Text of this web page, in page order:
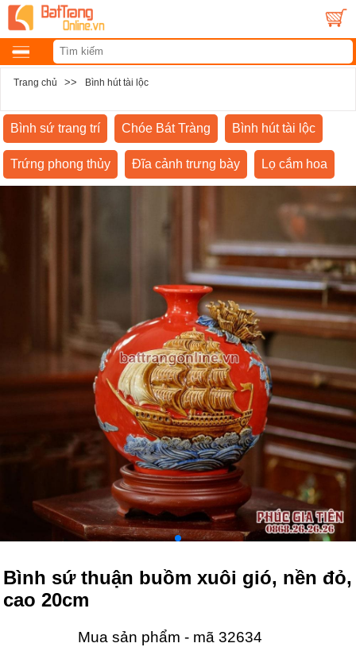
Trang chủ >> Bình hút tài lộc
Bình sứ trang trí Chóe Bát Tràng Bình hút tài lộc
Trứng phong thủy Đĩa cảnh trưng bày Lọ cắm hoa
Bình sứ thuận buồm xuôi gió, nền đỏ,
cao 20cm
Mua sản phẩm - mã 32634